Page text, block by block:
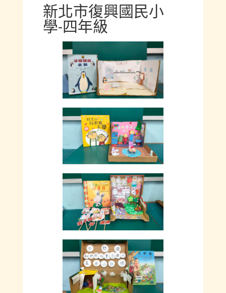
新北市復興國民小
學-四年級